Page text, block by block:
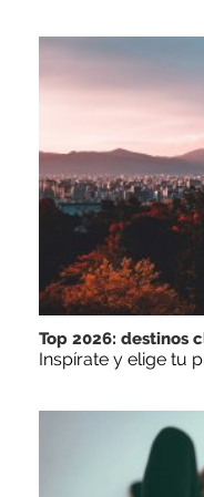
Top 2026: destinos
Inspírate y elige tu